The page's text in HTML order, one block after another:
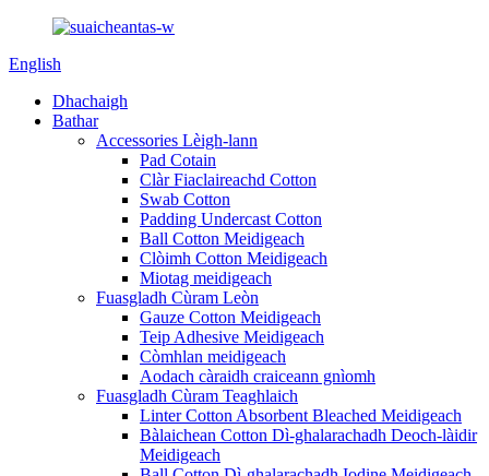
English
Dhachaigh
Bathar
Accessories Lèigh-lann
Pad Cotain
Clàr Fiaclaireachd Cotton
Swab Cotton
Padding Undercast Cotton
Ball Cotton Meidigeach
Clòimh Cotton Meidigeach
Miotag meidigeach
Fuasgladh Cùram Leòn
Gauze Cotton Meidigeach
Teip Adhesive Meidigeach
Còmhlan meidigeach
Aodach càraidh craiceann gnìomh
Fuasgladh Cùram Teaghlaich
Linter Cotton Absorbent Bleached Meidigeach
Bàlaichean Cotton Dì-ghalarachadh Deoch-làidir
Meidigeach